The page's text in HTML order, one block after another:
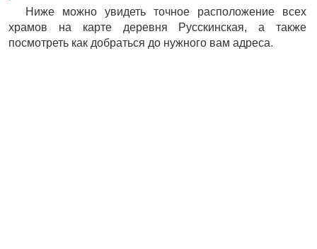
Ниже можно увидеть точное расположение всех
храмов на карте деревня Русскинская, а также
посмотреть как добраться до нужного вам адреса.